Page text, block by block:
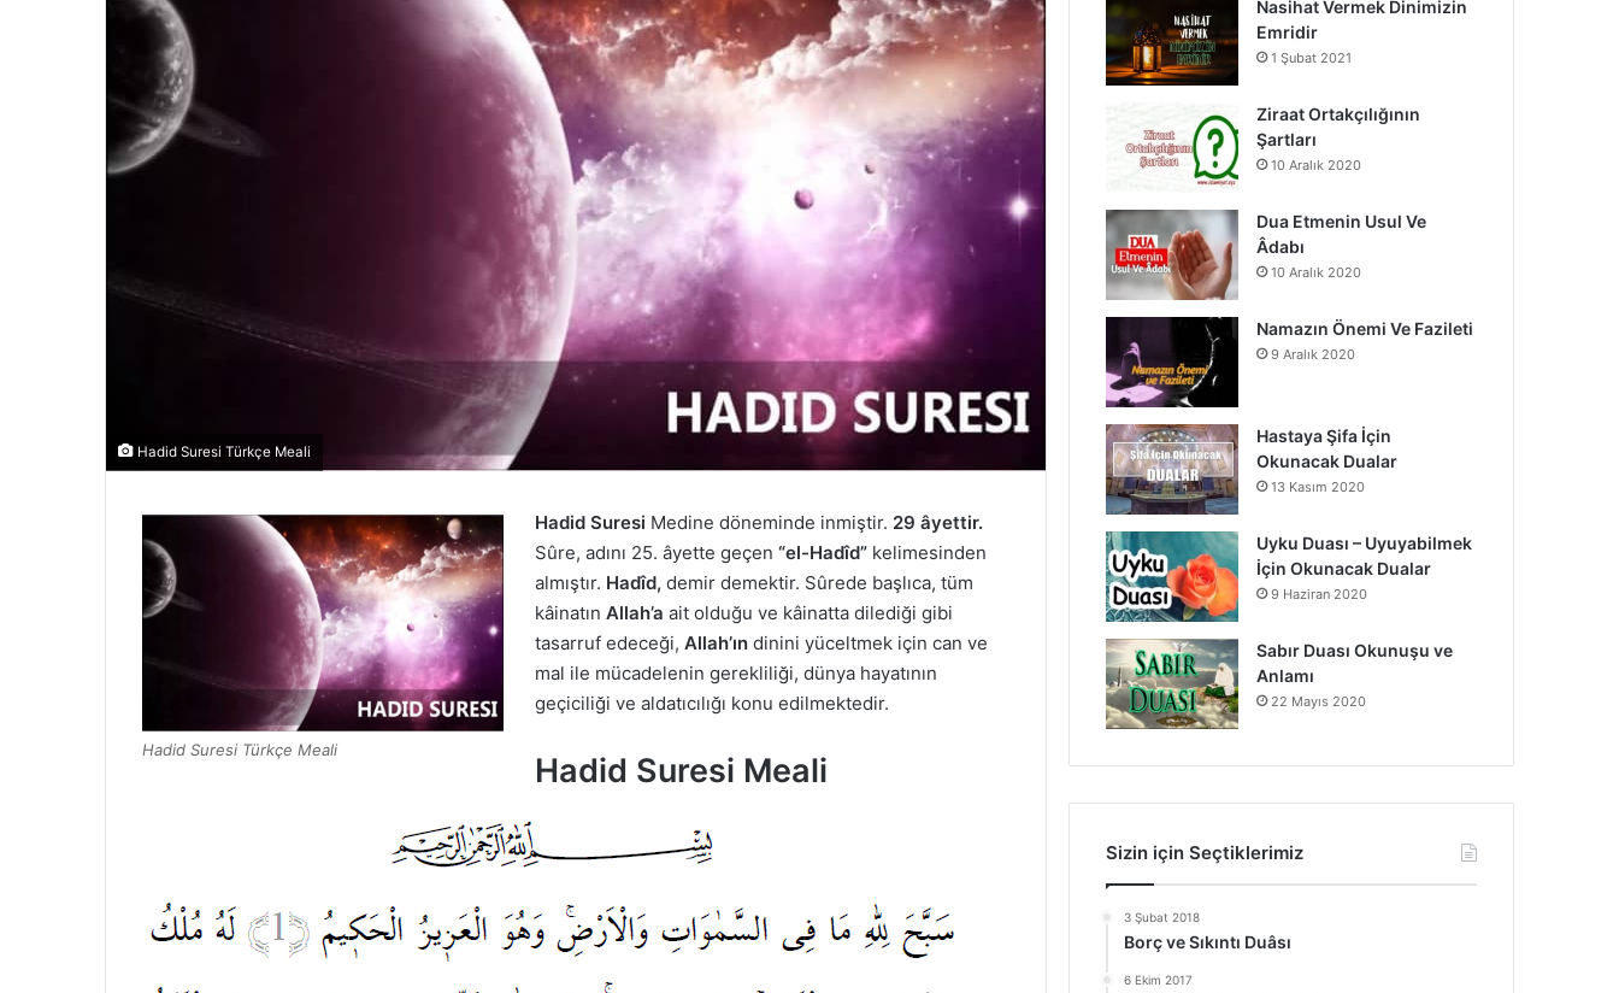
Hadid Suresi Türkçe Meali
Hadid Suresi Türkçe Meali
Hadid Suresi Medine döneminde inmiştir. 29 âyettir.
Sûre, adını 25. âyette geçen“el-Hadîd” kelimesinden
almıştır. Hadîd, demir demektir. Sûrede başlıca, tüm
kâinatınAllah’a ait olduğu ve kâinatta dilediği gibi
tasarruf edeceği,Allah’ın dinini yüceltmek için can ve
mal ile mücadelenin gerekliliği, dünya hayatının
geçiciliği ve aldatıcılığı konu edilmektedir.
Hadid Suresi Meali
o
o
k
b
g
a
Nasihat Vermek Dinimizin
Emridir
1 Şubat 2021
Ziraat Ortakçılığının
Şartları
10 Aralık 2020
Dua Etmenin Usul Ve
Âdabı
10 Aralık 2020
Namazın Önemi Ve Fazileti
9 Aralık 2020
Hastaya Şifa İçin
Okunacak Dualar
13 Kasım 2020
Uyku Duası – Uyuyabilmek
İçin Okunacak Dualar
9 Haziran 2020
Sabır Duası Okunuşu ve
Anlamı
22 Mayıs 2020
Sizin için Seçtiklerimiz
3 Şubat 2018
Borç ve Sıkıntı Duâsı
6 Ekim 2017